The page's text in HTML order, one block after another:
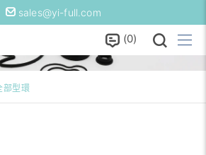
sales@yi-full.com
0
橡膠製品與活塞密封
部型環